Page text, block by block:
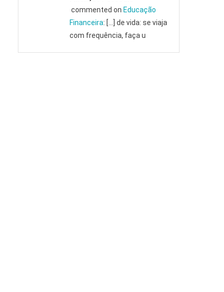
commented on Educação
Financeira: […] de vida: se viaja
com frequência, faça u